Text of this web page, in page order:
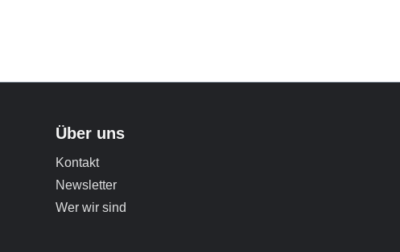
Über uns
Kontakt
Newsletter
Wer wir sind